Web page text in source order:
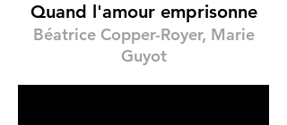
Quand l'amour emprisonne
Béatrice Copper-Royer, Marie
Guyot